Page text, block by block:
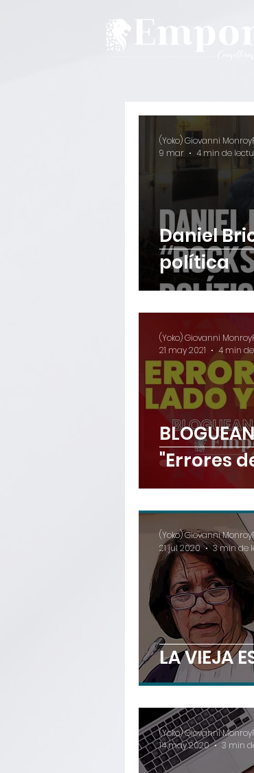
Daniel
política
(Yoko) Giovanni
9 mar
4 min de
"Errores
(Yoko) Giovanni
21 may 2021
4 min
LA VIEJA
(Yoko) Giovanni
21 jul 2020
3 min de
(Yoko) Giovanni
14 may 2020
3 min